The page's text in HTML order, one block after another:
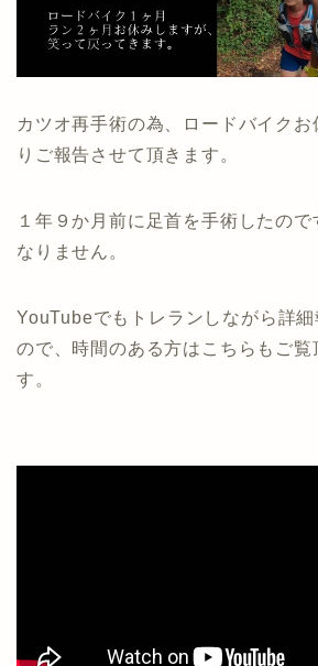
カツオ再手術の為、ロードバイクお
りご報告させて頂きます。
１年９か月前に足首を手術したので
なりません。
YouTubeでもトレランしながら詳
ので、時間のある方はこちらもご覧
す。